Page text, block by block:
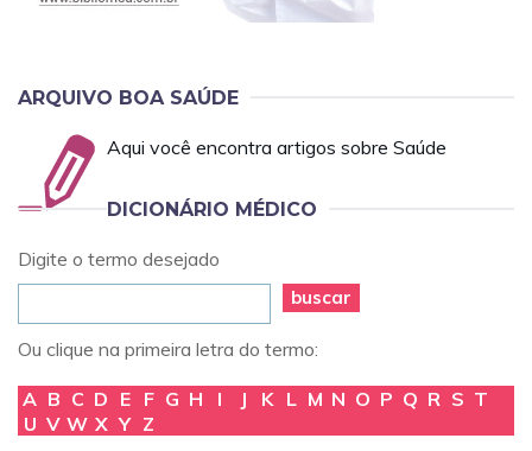
ARQUIVO BOA SAÚDE
Aqui você encontra artigos sobre Saúde
DICIONÁRIO MÉDICO
Digite o termo desejado
buscar
Ou clique na primeira letra do termo:
A B C D E F G H I J K L M N O P Q R S T
U V W X Y Z